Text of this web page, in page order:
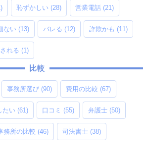
恥ずかしい (28) 営業電話 (21)
ない (13) バレる (12) 詐欺かも (11)
れる (1)
比較
事務所選び (90) 費用の比較 (67)
たい (61) 口コミ (55) 弁護士 (50)
務所の比較 (46) 司法書士 (38)